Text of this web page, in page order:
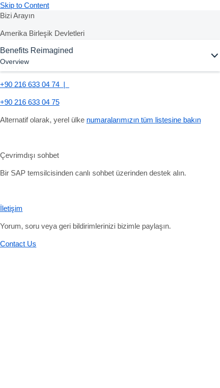
Skip to Content
Bizi Arayın
Amerika Birleşik Devletleri
+1-800-872-1727
Türkiye
+90 216 633 04 74 |
+90 216 633 04 75
Alternatif olarak, yerel ülke numaralarımızın tüm listesine bakın
Çevrimdışı sohbet
Bir SAP temsilcisinden canlı sohbet üzerinden destek alın.
İletişim
Yorum, soru veya geri bildirimlerinizi bizimle paylaşın.
Contact Us
Benefits Reimagined
Overview